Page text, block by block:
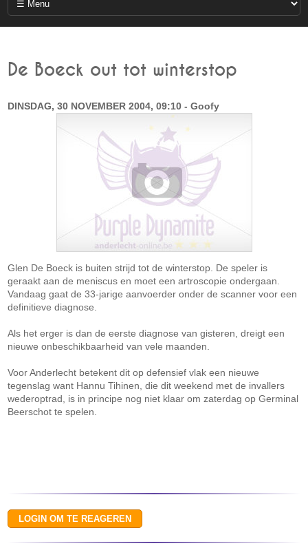
De Boeck out tot winterstop
DINSDAG, 30 NOVEMBER 2004, 09:10 - Goofy
Glen De Boeck is buiten strijd tot de winterstop. De speler is
geraakt aan de meniscus en moet een artroscopie ondergaan.
Vandaag gaat de 33-jarige aanvoerder onder de scanner voor een
definitieve diagnose.
Als het erger is dan de eerste diagnose van gisteren, dreigt een
nieuwe onbeschikbaarheid van vele maanden.
Voor Anderlecht betekent dit op defensief vlak een nieuwe
tegenslag want Hannu Tihinen, die dit weekend met de invallers
wederoptrad, is in principe nog niet klaar om zaterdag op Germinal
Beerschot te spelen.